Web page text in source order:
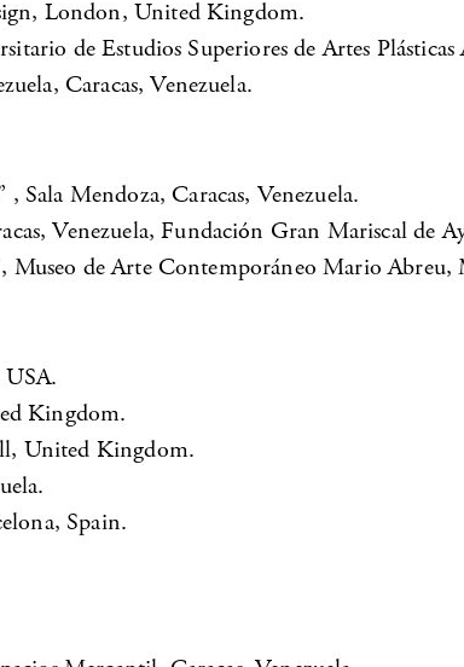
London, United Kingdom.
de Estudios Superiores de Artes
Caracas, Venezuela.
Sala Mendoza, Caracas, Venezuela.
Venezuela, Fundación Gran Mariscal de
de Arte Contemporáneo Mario Abreu,
Kingdom.
United Kingdom.
Spain.